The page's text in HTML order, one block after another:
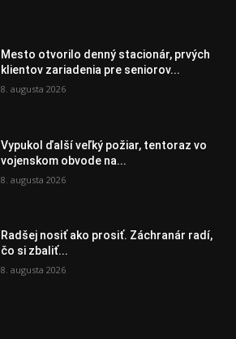
Mesto otvorilo denný stacionár, prvých
klientov zariadenia pre seniorov...
8. augusta 2026
Vypukol ďalší veľký požiar, tentoraz vo
vojenskom obvode na...
8. augusta 2026
Radšej nosiť ako prosiť. Záchranár radí,
čo si zbaliť...
8. augusta 2026